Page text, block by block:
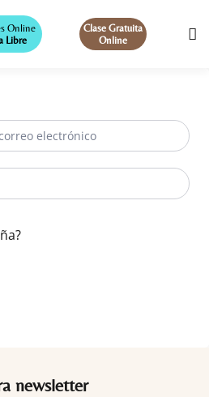
Online
Libre
Clase Gratuita
Online
newsletter